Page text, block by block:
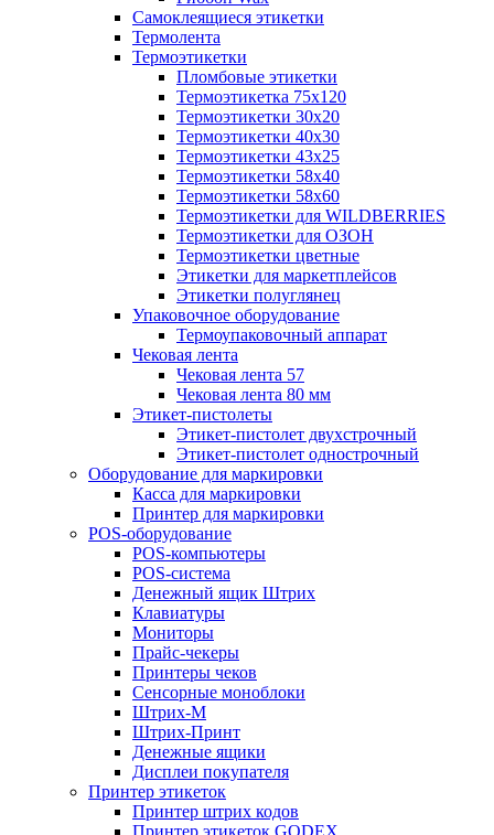
Самоклеящиеся этикетки
Термолента
Термоэтикетки
Пломбовые этикетки
Термоэтикетка 75х120
Термоэтикетки 30х20
Термоэтикетки 40х30
Термоэтикетки 43х25
Термоэтикетки 58х40
Термоэтикетки 58х60
Термоэтикетки для WILDBERRIES
Термоэтикетки для ОЗОН
Термоэтикетки цветные
Этикетки для маркетплейсов
Этикетки полуглянец
Упаковочное оборудование
Термоупаковочный аппарат
Чековая лента
Чековая лента 57
Чековая лента 80 мм
Этикет-пистолеты
Этикет-пистолет двухстрочный
Этикет-пистолет однострочный
Оборудование для маркировки
Касса для маркировки
Принтер для маркировки
POS-оборудование
POS-компьютеры
POS-система
Денежный ящик Штрих
Клавиатуры
Мониторы
Прайс-чекеры
Принтеры чеков
Сенсорные моноблоки
Штрих-М
Штрих-Принт
Денежные ящики
Дисплеи покупателя
Принтер этикеток
Принтер штрих кодов
Принтер этикеток GODEX